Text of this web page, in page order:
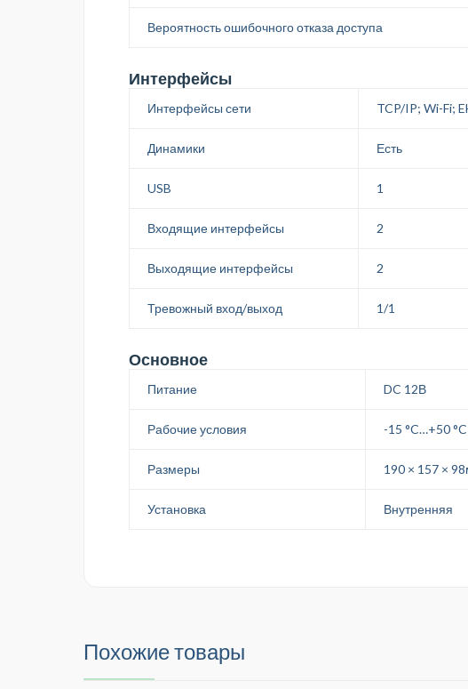
Вероятность ошибочного отказа доступа
Интерфейсы
Интерфейсы сети TCP/IP; Wi-Fi;
Динамики Есть
USB 1
Входящие интерфейсы 2
Выходящие интерфейсы 2
Тревожный вход/выход 1/1
Основное
Питание DC 12В
Рабочие условия -15 °C…+50
Размеры 190 × 157 ×
Установка Внутренняя
Похожие товары